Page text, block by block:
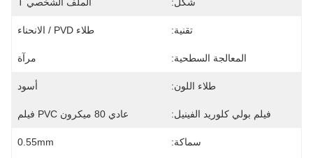
تقنية: طلاء PVD / الانحناء
المعالجة السطحية: مرآة
طلاء اللون: أسود
فيلم بولي كلوريد الفينيل: عادي 80 ميكرون PVC فيلم
سماكة: 0.55mm